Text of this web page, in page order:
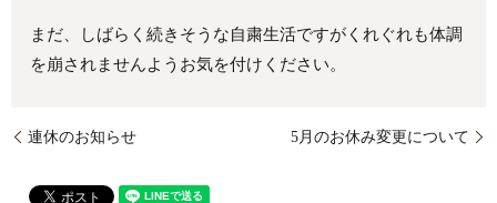
まだ、しばらく続きそうな自粛生活ですがくれぐれも体調
を崩されませんようお気を付けください。
連休のお知らせ 5月のお休み変更について